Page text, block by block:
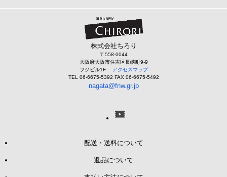
株式会社ちろり
〒558-0044
大阪府大阪市住吉区長峡町9-9
フジビル1F
アクセスマップ
TEL 06-6675-5392 FAX 06-6675-5492
nagata@fnw.gr.jp
配送・送料について
返品について